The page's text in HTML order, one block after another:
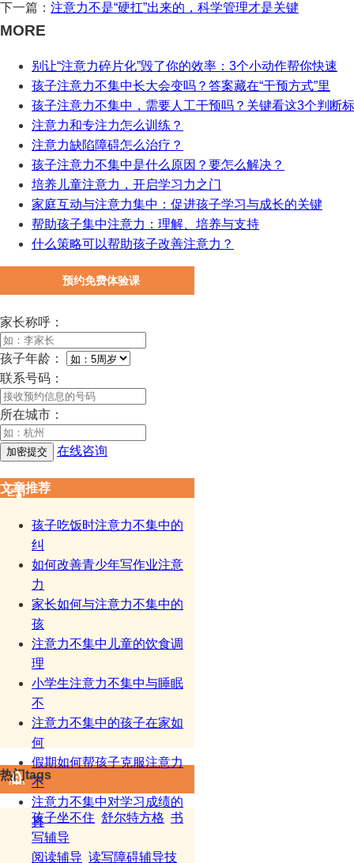
下一篇： 注意力不是“硬扛”出来的，科学管理才是关键
MORE
别让“注意力碎片化”毁了你的效率：3个小动作帮你快速
孩子注意力不集中长大会变吗？答案藏在“干预方式”里
孩子注意力不集中，需要人工干预吗？关键看这3个判断
注意力和专注力怎么训练？
注意力缺陷障碍怎么治疗？
孩子注意力不集中是什么原因？要怎么解决？
培养儿童注意力，开启学习力之门
家庭互动与注意力集中：促进孩子学习与成长的关键
帮助孩子集中注意力：理解、培养与支持
什么策略可以帮助孩子改善注意力？
预约免费体验课
家长称呼：
孩子年龄：
联系号码：
所在城市：
在线咨询
文章推荐
孩子吃饭时注意力不集中的
纠
如何改善青少年写作业注意
力
家长如何与注意力不集中的
孩
注意力不集中儿童的饮食调
理
小学生注意力不集中与睡眠
不
注意力不集中的孩子在家如
何
假期如何帮孩子克服注意力
不
注意力不集中对学习成绩的
真
热门tags
孩子坐不住 舒尔特方格 书
写辅导
阅读辅导 读写障碍辅导技